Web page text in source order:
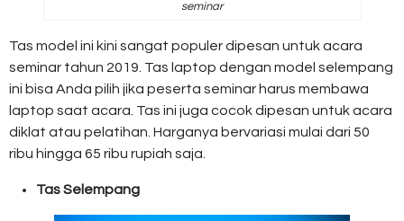
seminar
Tas model ini kini sangat populer dipesan untuk acara
seminar tahun 2019. Tas laptop dengan model selempang
ini bisa Anda pilih jika peserta seminar harus membawa
laptop saat acara. Tas ini juga cocok dipesan untuk acara
diklat atau pelatihan. Harganya bervariasi mulai dari 50
ribu hingga 65 ribu rupiah saja.
Tas Selempang